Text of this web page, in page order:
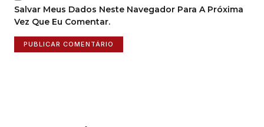
Salvar Meus Dados Neste Navegador Para A Próxima
Vez Que Eu Comentar.